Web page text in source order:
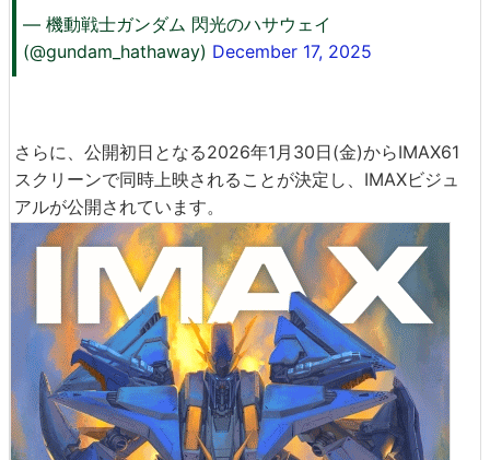
— 機動戦士ガンダム 閃光のハサウェイ
(@gundam_hathaway) December 17, 2025
さらに、公開初日となる2026年1月30日(金)からIMAX61
スクリーンで同時上映されることが決定し、IMAXビジュ
アルが公開されています。